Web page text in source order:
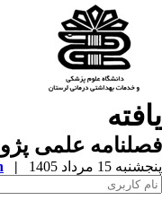
علمی
15 مرداد 1405 |